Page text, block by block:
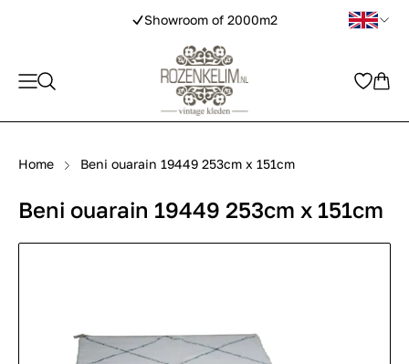
Showroom of 2000m2
Home Beni ouarain 19449 253cm x 151cm
Beni ouarain 19449 253cm x 151cm